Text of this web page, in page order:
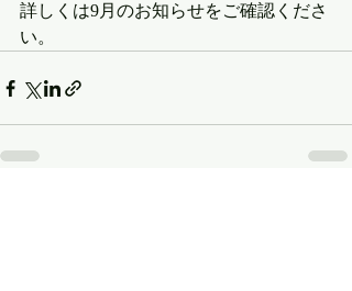
詳しくは9月のお知らせをご確認くださ
い。